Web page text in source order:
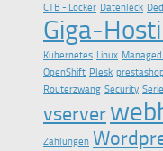
CTB - Locker Datenleck
Giga-
Kubernetes Linux
OpenShift Plesk
Routerzwang Security
vserver
Zahlungen